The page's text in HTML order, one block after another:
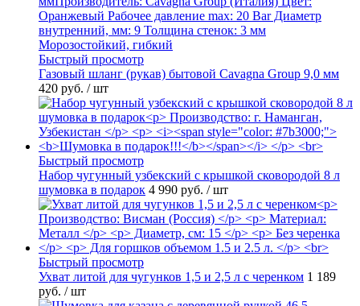
Быстрый просмотр
Газовый шланг (рукав) бытовой Cavagna Group 9,0 мм
420 руб. / шт
Быстрый просмотр
Набор чугунный узбекский с крышкой сковородой 8 л
шумовка в подарок 4 990 руб. / шт
Быстрый просмотр
Ухват литой для чугунков 1,5 и 2,5 л с черенком 1 189
руб. / шт